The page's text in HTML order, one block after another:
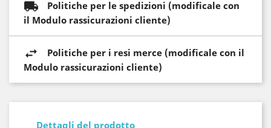
Politiche per le spedizioni (modificale con
il Modulo rassicurazioni cliente)
Politiche per i resi merce (modificale con il
Modulo rassicurazioni cliente)
Dettagli del prodotto